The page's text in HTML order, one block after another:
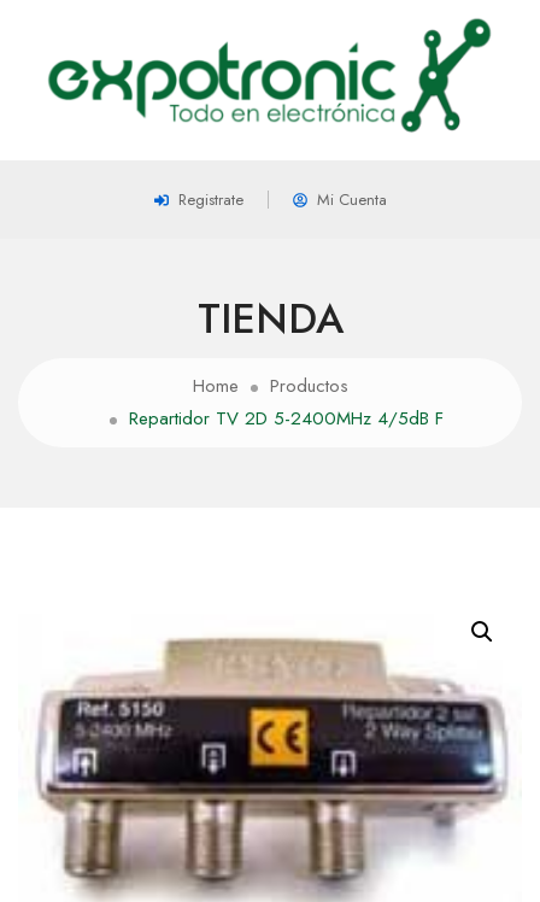
Registrate Mi Cuenta
TIENDA
Home
Productos
Repartidor TV 2D 5-2400MHz 4/5dB F